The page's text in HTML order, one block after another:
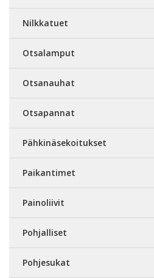
Nilkkatuet
Otsalamput
Otsanauhat
Otsapannat
Pähkinäsekoitukset
Paikantimet
Painoliivit
Pohjalliset
Pohjesukat